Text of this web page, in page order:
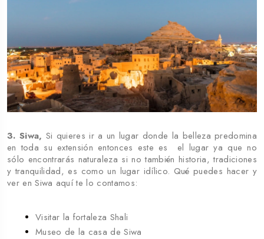
3. Siwa, Si quieres ir a un lugar donde la belleza predomina
en toda su extensión entonces este es el lugar ya que no
sólo encontrarás naturaleza si no también historia, tradiciones
y tranquilidad, es como un lugar idílico. Qué puedes hacer y
ver en Siwa aquí te lo contamos:
Visitar la fortaleza Shali
Museo de la casa de Siwa